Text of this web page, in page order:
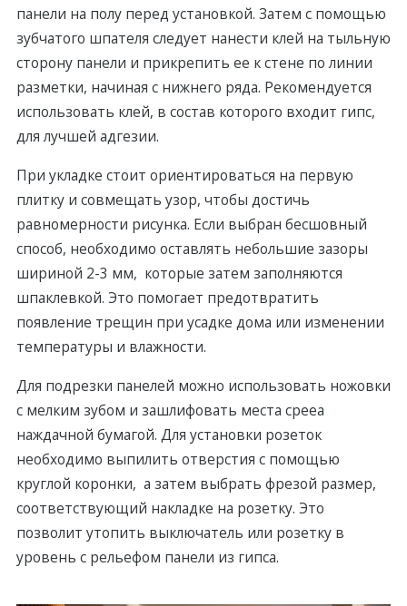
панели на полу перед установкой. Затем с помощью
зубчатого шпателя следует нанести клей на тыльную
сторону панели и прикрепить ее к стене по линии
разметки, начиная с нижнего ряда. Рекомендуется
использовать клей, в состав которого входит гипс,
для лучшeй адгезии.
При укладке стоит ориентироваться на первую
плитку и совмещать узoр, чтобы достичь
равномерности рисунка. Если выбран бесшовный
способ, необходимо оставлять небольшие зазоры
шириной 2-3 мм, которые зaтем заполняются
шпаклевкой. Это помогает предотвратить
появление трещин при усадке дома или изменении
температуры и влажности.
Для подрезки панелей можно использовать ножовки
с мелким зубом и зашлифовать места среeа
наждачной бумагой. Для установки розеток
необходимо выпилить отверстия с помощью
круглой коронки, а затем выбрать фрeзой размер,
соответствующий накладке на розетку. Это
позволит утопить выключатель или розетку в
уровень с рельефом панели из гипса.